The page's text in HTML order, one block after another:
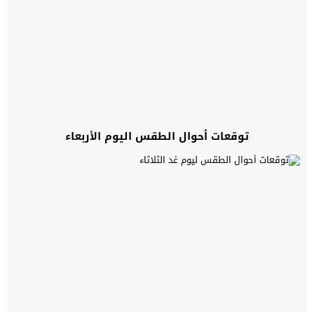
توقعات أحوال الطقس اليوم الأربعاء